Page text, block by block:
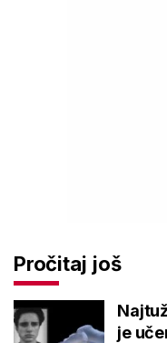
Pročitaj još
je